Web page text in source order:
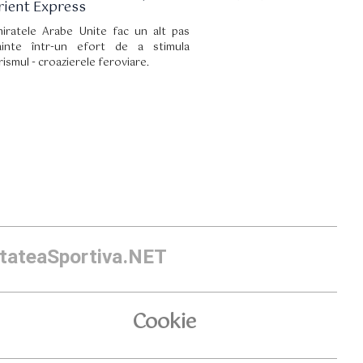
Express
Arabe Unite fac un alt pas
într-un efort de a stimula
- croazierele feroviare.
Cookie